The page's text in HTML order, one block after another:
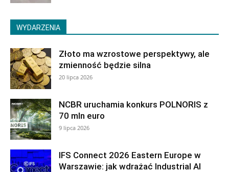
WYDARZENIA
Złoto ma wzrostowe perspektywy, ale
zmienność będzie silna
20 lipca 2026
NCBR uruchamia konkurs POLNORIS z
70 mln euro
9 lipca 2026
IFS Connect 2026 Eastern Europe w
Warszawie: jak wdrażać Industrial AI